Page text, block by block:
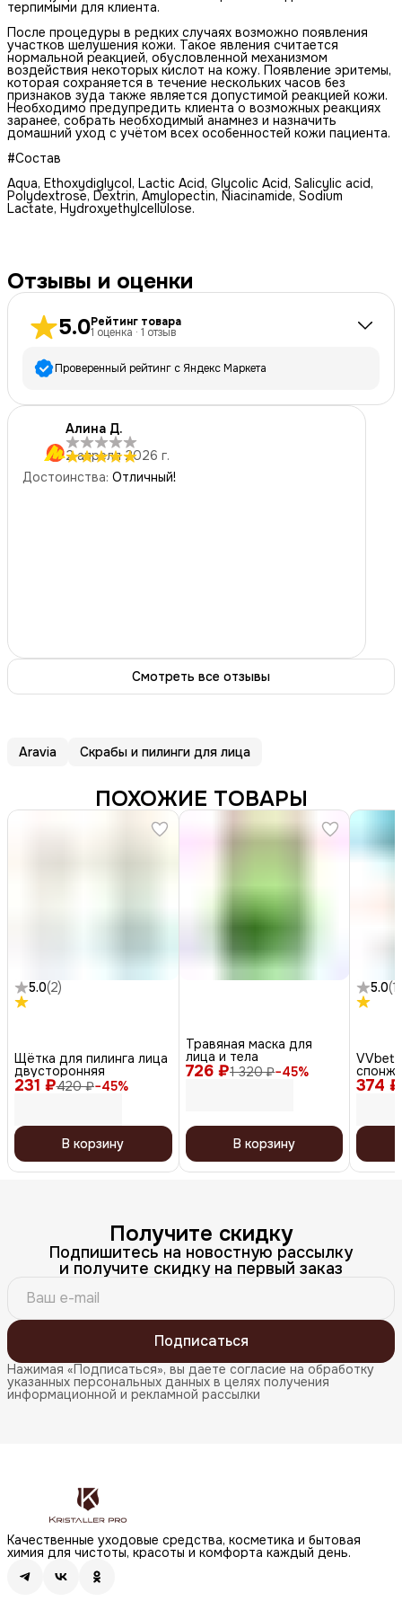
терпимыми для клиента.
После процедуры в редких случаях возможно появления
участков шелушения кожи. Такое явления считается
нормальной реакцией, обусловленной механизмом
воздействия некоторых кислот на кожу. Появление эритемы,
которая сохраняется в течение нескольких часов без
признаков зуда также является допустимой реакцией кожи.
Необходимо предупредить клиента о возможных реакциях
заранее, собрать необходимый анамнез и назначить
домашний уход с учётом всех особенностей кожи пациента.
#Состав
Aqua, Ethoxydiglycol, Lactic Acid, Glycolic Acid, Salicylic acid,
Polydextrose, Dextrin, Amylopectin, Niacinamide, Sodium
Lactate, Hydroxyethylcellulose.
Отзывы и оценки
5.0Рейтинг товара
1 оценка · 1 отзыв
Проверенный рейтинг с Яндекс Маркета
5 звёзд
1
звезды
звезды
2 звезды
Алина Д.
2 апреля 2026 г.
Достоинства: Отличный!
Смотреть все отзывы
Aravia Скрабы и пилинги для лица
ПОХОЖИЕ ТОВАРЫ
5.0(2)
231 ₽420 ₽−45%
Щётка для пилинга лица
двусторонняя
В корзину
726 ₽1 320 ₽−45%
Травяная маска для
лица и тела
В корзину
5.0(1
374 ₽
спонж
Sponge
Получите скидку
Подпишитесь на новостную рассылку
и получите скидку на первый заказ
Подписаться
Нажимая «Подписаться», вы даете согласие на обработку
указанных персональных данных в целях получения
информационной и рекламной рассылки
Качественные уходовые средства, косметика и бытовая
химия для чистоты, красоты и комфорта каждый день.